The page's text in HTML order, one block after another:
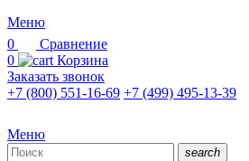
Меню
0
Сравнение
0
Корзина
Заказать звонок
+7 (800) 551-16-69 +7 (499) 495-13-39
Меню
search